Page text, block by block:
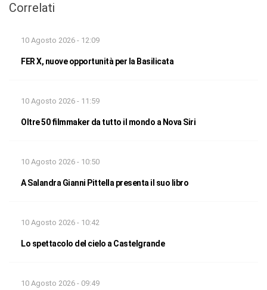
Correlati
10 Agosto 2026 - 12:09
FER X, nuove opportunità per la Basilicata
10 Agosto 2026 - 11:59
Oltre 50 filmmaker da tutto il mondo a Nova Siri
10 Agosto 2026 - 10:50
A Salandra Gianni Pittella presenta il suo libro
10 Agosto 2026 - 10:42
Lo spettacolo del cielo a Castelgrande
10 Agosto 2026 - 09:49